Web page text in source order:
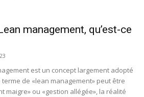
management, qu’est-ce
est un concept largement adopté
de «lean management» peut être
maigre» ou «gestion allégée», la réalité